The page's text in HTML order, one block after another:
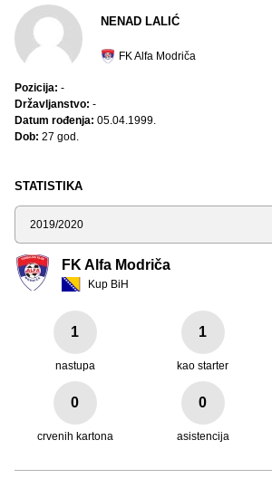
STATISTIKA
Sezona
FK Alfa Modriča
Kup BiH
1
nastupa
1
kao starter
0
crvenih kartona
0
asistencija
NENAD LALIĆ
FK Alfa Modriča
Pozicija: -
Državljanstvo: -
Datum rođenja: 05.04.1999.
Dob: 27 god.